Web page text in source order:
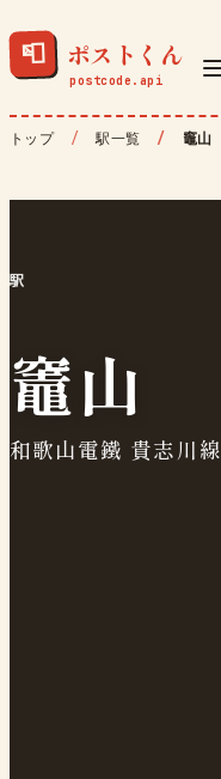
📮 ポストくん
トップ 駅一覧 竈山
駅
竈山
和歌山電鐵 貴志川線